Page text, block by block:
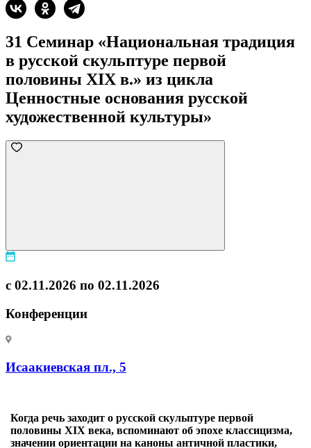
31 Семинар «Национальная традиция
в русской скульптуре первой
половины XIX в.» из цикла
Ценностные основания русской
художественной культуры»
с 02.11.2026 по 02.11.2026
Конференции
Исаакиевская пл., 5
Когда речь заходит о русской скульптуре первой
половины XIX века, вспоминают об эпохе классицизма,
значении ориентации на каноны античной пластики,